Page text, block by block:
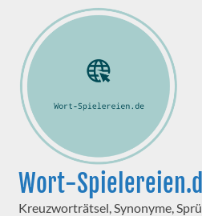
Wort-
Kreuzworträtsel, Synonyme,